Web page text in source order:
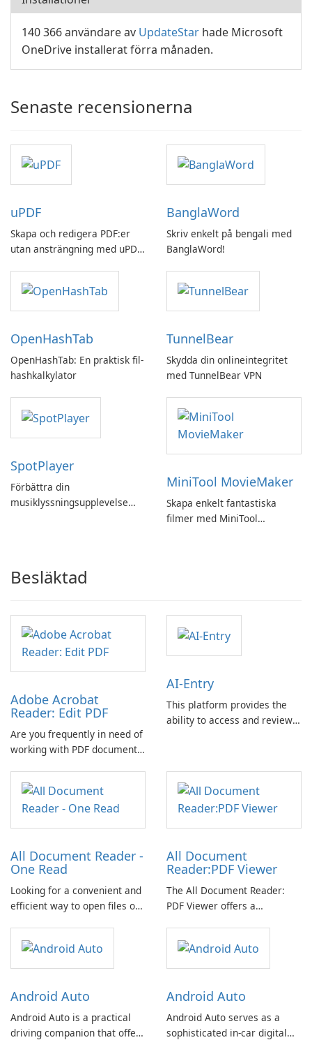
140 366 användare av UpdateStar hade Microsoft
OneDrive installerat förra månaden.
Senaste recensionerna
uPDF
Skapa och redigera PDF:er
utan ansträngning med uPDF
BanglaWord
Skriv enkelt på bengali med
BanglaWord!
OpenHashTab
OpenHashTab: En praktisk fil-
hashkalkylator
TunnelBear
Skydda din onlineintegritet
med TunnelBear VPN
SpotPlayer
Förbättra din
musiklyssningsupplevelse
MiniTool MovieMaker
Skapa enkelt fantastiska
filmer med MiniTool
Besläktad
Adobe Acrobat
Reader: Edit PDF
Are you frequently in need of
working with PDF documents
further than the Adobe
Acrobat Reader mobile app.
AI-Entry
This platform provides the
ability to access and review
management and oversight.
All Document Reader -
One Read
Looking for a convenient and
efficient way to open files of
Document Reader.
All Document
Reader:PDF Viewer
The All Document Reader:
PDF Viewer offers a
office documents within a
single application.
Android Auto
Android Auto is a practical
driving companion that offers
Android Auto
Android Auto serves as a
sophisticated in-car digital